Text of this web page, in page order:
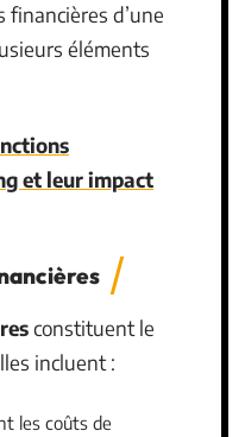
d’une
éléments
et leur impact
constituent le
incluent :
les coûts de